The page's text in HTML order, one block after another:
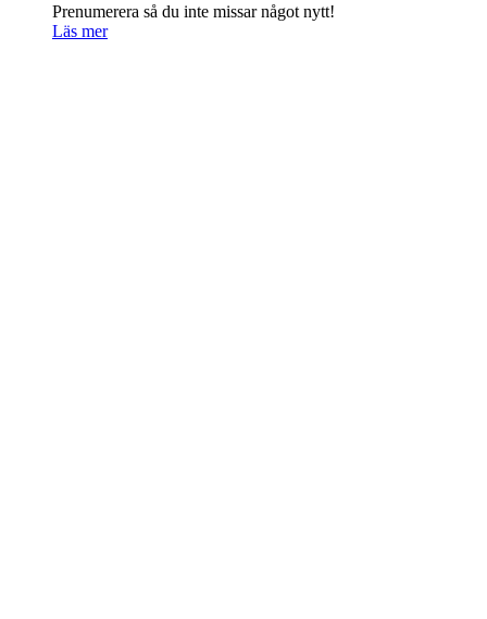
Prenumerera så du inte missar något nytt!
Läs mer